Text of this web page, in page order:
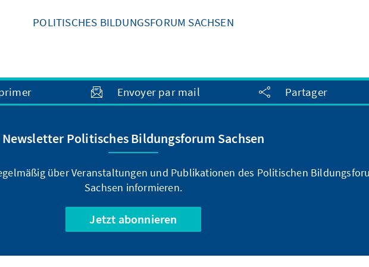
POLITISCHES BILDUNGSFORUM SACHSEN
Envoyer par mail Partager
Newsletter Politisches Bildungsforum Sachsen
über Veranstaltungen und Publikationen des Politischen
Sachsen informieren.
Jetzt abonnieren